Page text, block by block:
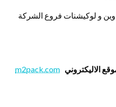
و لوكيشنات فروع الشركة
الاليكتروني m2pack.com